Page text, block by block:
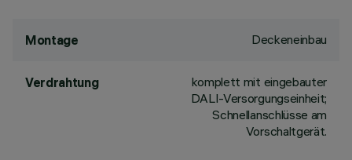
Montage Deckeneinbau
Verdrahtung
komplett mit eingebauter
DALI-Versorgungseinheit;
Schnellanschlüsse am
Vorschaltgerät.